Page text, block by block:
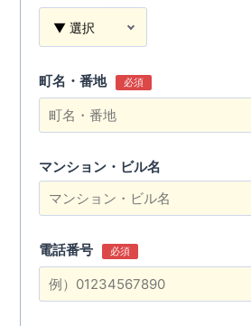
町名・番地 必須
マンション・ビル名
電話番号 必須